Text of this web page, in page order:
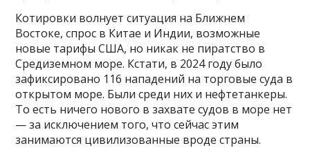
Котировки волнует ситуация на Ближнем
Востоке, спрос в Китае и Индии, возможные
новые тарифы США, но никак не пиратство в
Средиземном море. Кстати, в 2024 году было
зафиксировано 116 нападений на торговые суда в
открытом море. Были среди них и нефтетанкеры.
То есть ничего нового в захвате судов в море нет
— за исключением того, что сейчас этим
занимаются цивилизованные вроде страны.